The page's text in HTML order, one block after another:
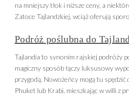
na mniejszy tłok i niższe ceny, a
Zatoce Tajlandzkiej, wciąż oferują
Podróż poślubna do
Tajlandia to synonim rajskiej podróży
magiczny sposób łączy luksusowy
przygodą. Nowożeńcy mogą tu spędzić
Phuket lub Krabi, mieszkając w willi z